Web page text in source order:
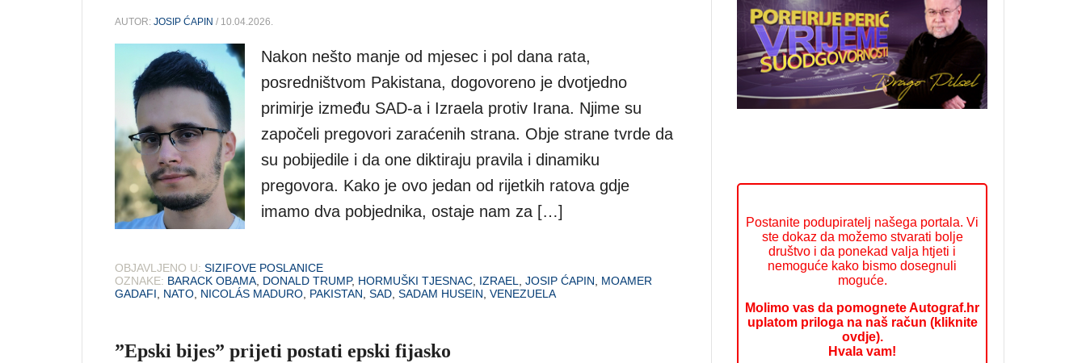
AUTOR: JOSIP ĆAPIN / 10.04.2026.
Nakon nešto manje od mjesec i pol dana rata,
posredništvom Pakistana, dogovoreno je dvotjedno
primirje između SAD-a i Izraela protiv Irana. Njime su
započeli pregovori zaraćenih strana. Obje strane tvrde da
su pobijedile i da one diktiraju pravila i dinamiku
pregovora. Kako je ovo jedan od rijetkih ratova gdje
imamo dva pobjednika, ostaje nam za […]
OBJAVLJENO U: SIZIFOVE POSLANICE
OZNAKE: BARACK OBAMA, DONALD TRUMP, HORMUŠKI TJESNAC, IZRAEL, JOSIP ĆAPIN, MOAMER
GADAFI, NATO, NICOLÁS MADURO, PAKISTAN, SAD, SADAM HUSEIN, VENEZUELA
”Epski bijes” prijeti postati epski fijasko
Postanite podupiratelj našega portala. Vi
ste dokaz da možemo stvarati bolje
društvo i da ponekad valja htjeti i
nemoguće kako bismo dosegnuli
moguće.
Molimo vas da pomognete Autograf.hr
uplatom priloga na naš račun (kliknite
ovdje).
Hvala vam!